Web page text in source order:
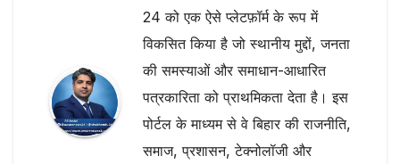
24 को एक ऐसे प्लेटफ़ॉर्म के रूप में
विकसित किया है जो स्थानीय मुद्दों, जनता
की समस्याओं और समाधान-आधारित
पत्रकारिता को प्राथमिकता देता है। इस
पोर्टल के माध्यम से वे बिहार की राजनीति,
समाज, प्रशासन, टेक्नोलॉजी और